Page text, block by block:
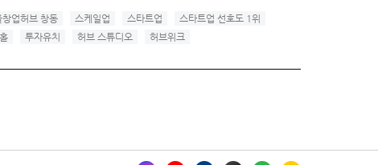
창업허브 창동 스케일업 스타트업
스타트업 선호도 1위
투자유치 허브 스튜디오 허브위크